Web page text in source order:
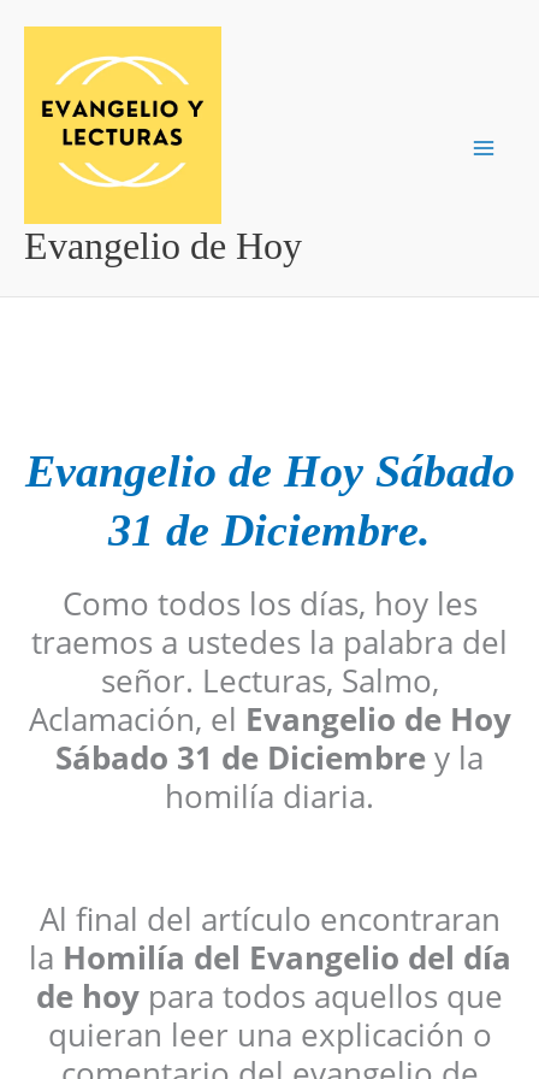
contenido
Evangelio de Hoy
Evangelio de Hoy Sábado
31 de Diciembre.
Como todos los días, hoy les
traemos a ustedes la palabra del
señor. Lecturas, Salmo,
Aclamación, el Evangelio de Hoy
Sábado 31 de Diciembrey la
homilía diaria.
Al final del artículo encontraran
la Homilía del Evangelio del día
de hoy para todos aquellos que
quieran leer una explicación o